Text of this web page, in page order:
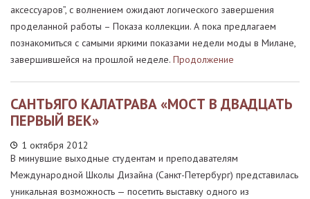
аксессуаров”, с волнением ожидают логического завершения
проделанной работы – Показа коллекции. А пока предлагаем
познакомиться с самыми яркими показами недели моды в Милане,
завершившейся на прошлой неделе. Продолжение
САНТЬЯГО КАЛАТРАВА «МОСТ В ДВАДЦАТЬ
ПЕРВЫЙ ВЕК»
1 октября 2012
В минувшие выходные студентам и преподавателям
Международной Школы Дизайна (Санкт-Петербург) представилась
уникальная возможность — посетить выставку одного из